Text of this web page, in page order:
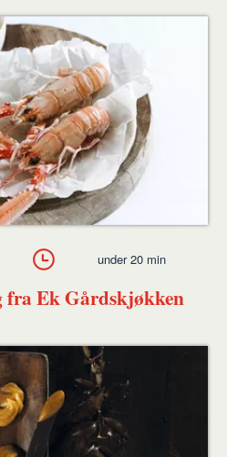
fra Ek Gårdskjøkken
under 20 min